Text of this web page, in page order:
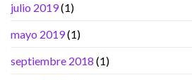
julio 2019(1)
mayo 2019(1)
septiembre 2018 (1)